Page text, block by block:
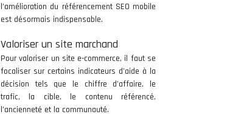
l’amélioration du référencement SEO mobile
est désormais indispensable.
Valoriser un site marchand
Pour valoriser un site e-commerce, il faut se
focaliser sur certains indicateurs d’aide à la
décision tels que le chiffre d’affaire, le
trafic, la cible, le contenu référencé,
l’ancienneté et la communauté.